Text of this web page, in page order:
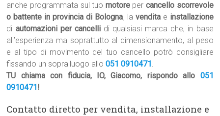
anche programmata sul tuo motoreper cancello scorrevole
o battente in provincia di Bologna, la venditae installazione
di automazioni per cancellidi qualsiasi marca che, in base
all’esperienza ma soprattutto al dimensionamento, al peso
e al tipo di movimento del tuo cancello potrò consigliare
fissando un sopralluogo allo051 0910471 .
TU chiama con fiducia, IO, Giacomo, rispondo allo 051
0910471 !
Contatto diretto per vendita, installazione e